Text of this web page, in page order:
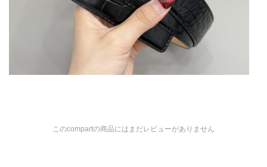
このcompartの商品にはまだレビューがありません